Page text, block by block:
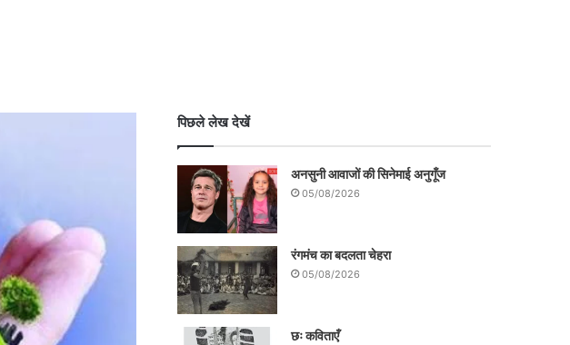
पिछले लेख देखें
अनसुनी आवाजों की सिनेमाई अनुगूँज
05/08/2026
रंगमंच का बदलता चेहरा
05/08/2026
छः कविताएँ